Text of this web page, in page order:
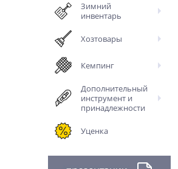
Зимний
инвентарь
Хозтовары
Кемпинг
Дополнительный
инструмент и
принадлежности
Уценка